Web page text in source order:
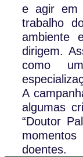
e agir em
trabalho
ambiente
dirigem.
como
A
algumas
“Doutor
doentes.